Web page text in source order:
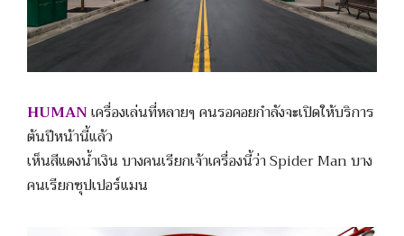
HUMANเครื่องเล่นที่หลายๆ คนรอคอยกำลังจะเปิดให้บริการ
ต้นปีหน้านี้แล้ว
เห็นสีแดงน้ำเงิน บางคนเรียกเจ้าเครื่องนี้ว่า Spider Man บาง
คนเรียกซุปเปอร์แมน